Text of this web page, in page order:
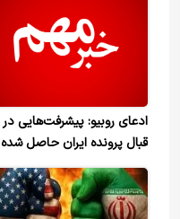
ادعای روبیو: پیشرفت‌هایی در
قبال پرونده ایران حاصل شده
است